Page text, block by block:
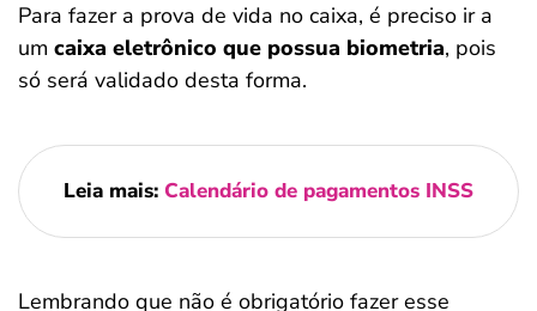
Para fazer a prova de vida no caixa, é preciso ir a
um caixa eletrônico que possua biometria, pois
só será validado desta forma.
Leia mais: Calendário de pagamentos INSS
Lembrando que não é obrigatório fazer esse